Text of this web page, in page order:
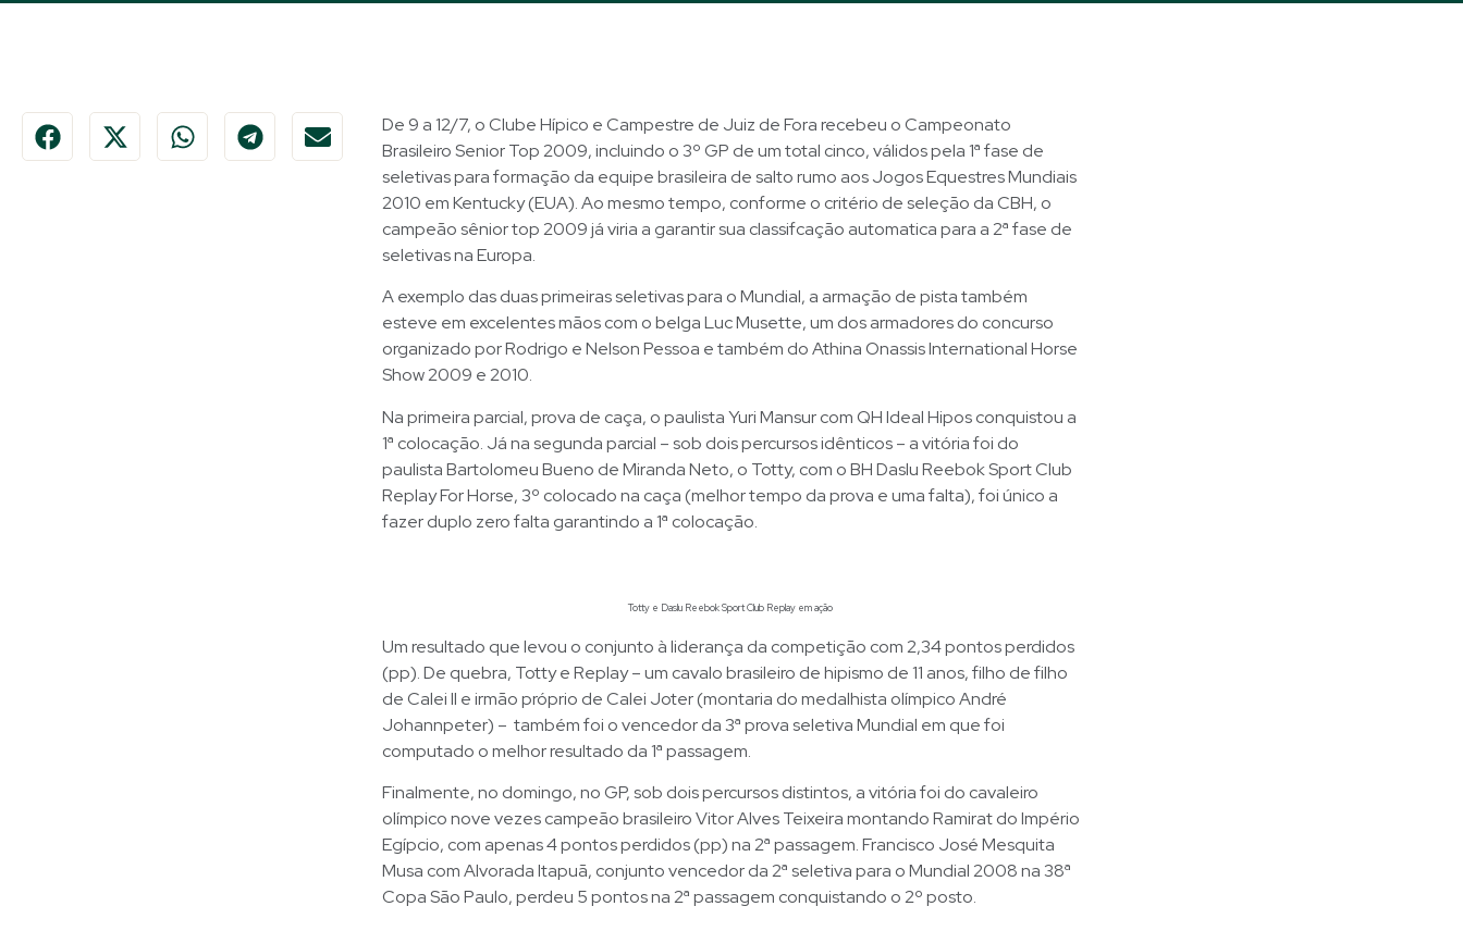
De 9 a 12/7, o Clube Hípico e Campestre de Juiz de Fora recebeu o Campeonato
Brasileiro Senior Top 2009, incluindo o 3º GP de um total cinco, válidos pela 1ª fase de
seletivas para formação da equipe brasileira de salto rumo aos Jogos Equestres Mundiais
2010 em Kentucky (EUA). Ao mesmo tempo, conforme o critério de seleção da CBH, o
campeão sênior top 2009 já viria a garantir sua classifcação automatica para a 2ª fase de
seletivas na Europa.
A exemplo das duas primeiras seletivas para o Mundial, a armação de pista também
esteve em excelentes mãos com o belga Luc Musette, um dos armadores do concurso
organizado por Rodrigo e Nelson Pessoa e também do Athina Onassis International Horse
Show 2009 e 2010.
Na primeira parcial, prova de caça, o paulista Yuri Mansur com QH Ideal Hipos conquistou a
1ª colocação. Já na segunda parcial – sob dois percursos idênticos – a vitória foi do
paulista Bartolomeu Bueno de Miranda Neto, o Totty, com o BH Daslu Reebok Sport Club
Replay For Horse, 3º colocado na caça (melhor tempo da prova e uma falta), foi único a
fazer duplo zero falta garantindo a 1ª colocação.
Totty e Daslu Reebok Sport Club Replay em ação
Um resultado que levou o conjunto à liderança da competição com 2,34 pontos perdidos
(pp). De quebra, Totty e Replay – um cavalo brasileiro de hipismo de 11 anos, filho de filho
de Calei II e irmão próprio de Calei Joter (montaria do medalhista olímpico André
Johannpeter) – também foi o vencedor da 3ª prova seletiva Mundial em que foi
computado o melhor resultado da 1ª passagem.
Finalmente, no domingo, no GP, sob dois percursos distintos, a vitória foi do cavaleiro
olímpico nove vezes campeão brasileiro Vitor Alves Teixeira montando Ramirat do Império
Egípcio, com apenas 4 pontos perdidos (pp) na 2ª passagem. Francisco José Mesquita
Musa com Alvorada Itapuã, conjunto vencedor da 2ª seletiva para o Mundial 2008 na 38ª
Copa São Paulo, perdeu 5 pontos na 2ª passagem conquistando o 2º posto.